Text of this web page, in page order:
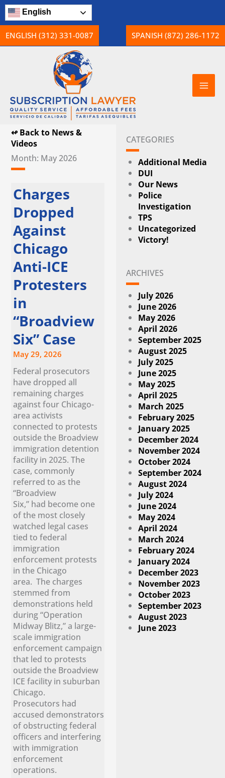
Skip
content
English
ENGLISH (312) 331-0087 SPANISH (872) 286-1172
↫ Back to News &
Videos
Month: May 2026
Charges
Dropped
Against
Chicago
Anti-ICE
Protesters
in
“Broadview
Six” Case
May 29, 2026
Federal prosecutors
have dropped all
remaining charges
against four Chicago-
area activists
connected to protests
outside the Broadview
immigration detention
facility in 2025. The
case, commonly
referred to as the
“Broadview
Six,” had become one
of the most closely
watched legal cases
tied to federal
immigration
enforcement protests
in the Chicago
area. The charges
stemmed from
demonstrations held
during “Operation
Midway Blitz,” a large-
scale immigration
enforcement campaign
that led to protests
outside the Broadview
ICE facility in suburban
Chicago.
Prosecutors had
accused demonstrators
of obstructing federal
officers and interfering
with immigration
enforcement
operations.
CATEGORIES
Additional Media
DUI
Our News
Police
Investigation
TPS
Uncategorized
Victory!
ARCHIVES
July 2026
June 2026
May 2026
April 2026
September 2025
August 2025
July 2025
June 2025
May 2025
April 2025
March 2025
February 2025
January 2025
December 2024
November 2024
October 2024
September 2024
August 2024
July 2024
June 2024
May 2024
April 2024
March 2024
February 2024
January 2024
December 2023
November 2023
October 2023
September 2023
August 2023
June 2023